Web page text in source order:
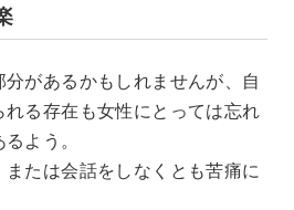
があるかもしれませんが、自
る存在も女性にとっては忘れ
よう。
たは会話をしなくとも苦痛に